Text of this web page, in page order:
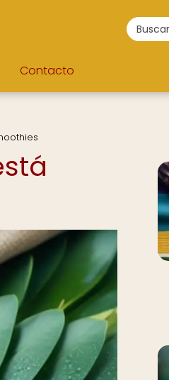
Contacto